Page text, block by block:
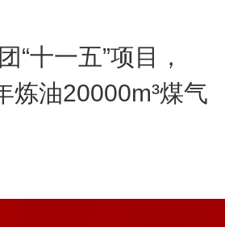
“十一五”项目，
炼油20000m³煤气